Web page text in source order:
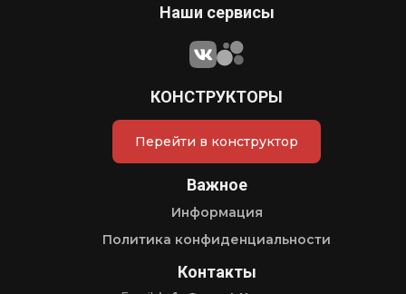
Наши сервисы
КОНСТРУКТОРЫ
Перейти в конструктор
Важное
Информация
Политика конфиденциальности
Контакты